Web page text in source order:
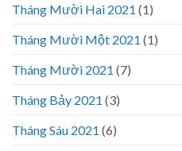
Tháng Mười Hai 2021 (1)
Tháng Mười Một 2021 (1)
Tháng Mười 2021 (7)
Tháng Bảy 2021 (3)
Tháng Sáu 2021 (6)